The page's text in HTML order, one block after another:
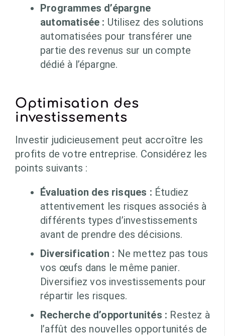
Programmes d’épargne
automatisée : Utilisez des solutions
automatisées pour transférer une
partie des revenus sur un compte
dédié à l’épargne.
Optimisation des
investissements
Investir judicieusement peut accroître les
profits de votre entreprise. Considérez les
points suivants :
Évaluation des risques : Étudiez
attentivement les risques associés à
différents types d’investissements
avant de prendre des décisions.
Diversification : Ne mettez pas tous
vos œufs dans le même panier.
Diversifiez vos investissements pour
répartir les risques.
Recherche d’opportunités : Restez à
l’affût des nouvelles opportunités de